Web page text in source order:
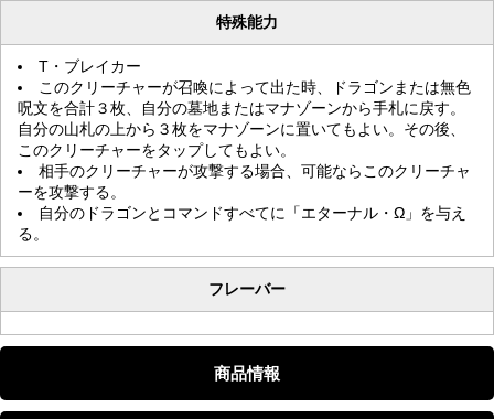
特殊能力
T・ブレイカー
このクリーチャーが召喚によって出た時、ドラゴンまたは無色
呪文を合計３枚、自分の墓地またはマナゾーンから手札に戻す。
自分の山札の上から３枚をマナゾーンに置いてもよい。その後、
このクリーチャーをタップしてもよい。
相手のクリーチャーが攻撃する場合、可能ならこのクリーチャ
ーを攻撃する。
自分のドラゴンとコマンドすべてに「エターナル・Ω」を与え
る。
フレーバー
商品情報